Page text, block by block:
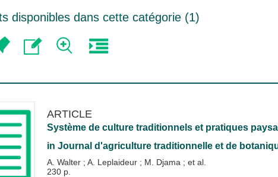
disponibles dans cette catégorie (1)
ARTICLE
Système de culture traditionnels et pratiques
in Journal d'agriculture traditionnelle et de
A. Walter ; A. Leplaideur ; M. Djama ; et al.
230 p.